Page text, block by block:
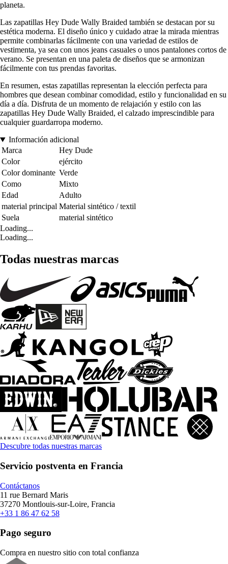
planeta.
Las zapatillas Hey Dude Wally Braided también se destacan por su
estética moderna. El diseño único y cuidado atrae la mirada mientras
permite combinarlas fácilmente con una variedad de estilos de
vestimenta, ya sea con unos jeans casuales o unos pantalones cortos de
verano. Se presentan en una paleta de diseños que se armonizan
fácilmente con tus prendas favoritas.
En resumen, estas zapatillas representan la elección perfecta para
hombres que desean combinar comodidad, estilo y funcionalidad en su
día a día. Disfruta de un momento de relajación y estilo con las
zapatillas Hey Dude Wally Braided, el calzado imprescindible para
cualquier guardarropa moderno.
Información adicional
Marca
Hey Dude
Color
ejército
Color dominante Verde
Como
Mixto
Edad
Adulto
material principal Material sintético / textil
Suela
material sintético
Loading...
Loading...
Todas nuestras marcas
Descubre todas nuestras marcas
Servicio postventa en Francia
Contáctanos
11 rue Bernard Maris
37270 Montlouis-sur-Loire, Francia
+33 1 86 47 62 58
Pago seguro
Compra en nuestro sitio con total confianza